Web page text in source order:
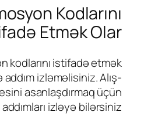
Kodlarını
Etmək Olar?
kodlarını istifadə etmək
izləməlisiniz. Alış-
asanlaşdırmaq üçün
addımları izləyə bilərsiniz: